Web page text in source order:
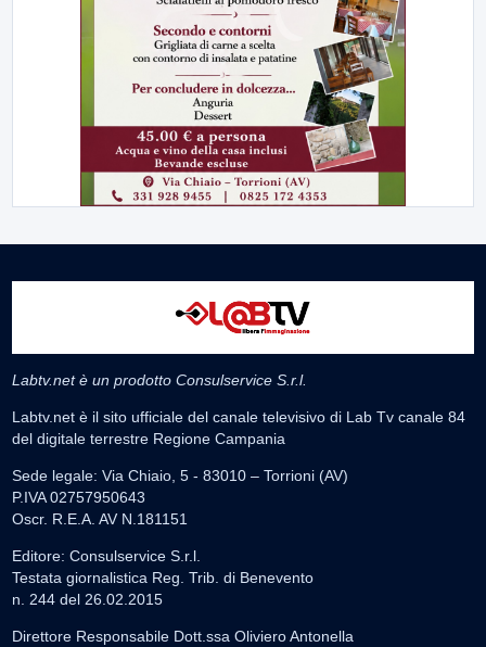
Labtv.net è un prodotto Consulservice S.r.l.
Labtv.net è il sito ufficiale del canale televisivo di Lab Tv canale 84
del digitale terrestre Regione Campania
Sede legale: Via Chiaio, 5 - 83010 – Torrioni (AV)
P.IVA 02757950643
Oscr. R.E.A. AV N.181151
Editore: Consulservice S.r.l.
Testata giornalistica Reg. Trib. di Benevento
n. 244 del 26.02.2015
Direttore Responsabile Dott.ssa Oliviero Antonella